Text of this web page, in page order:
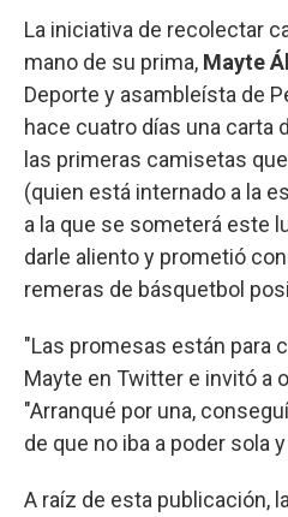
La iniciativa de recolectar
mano de su prima, Mayte
Deporte y asambleísta de
hace cuatro días una carta
las primeras camisetas
(quien está internado a la
a la que se someterá este
darle aliento y prometió
remeras de básquetbol
"Las promesas están para
Mayte en Twitter e invitó a
"Arranqué por una,
de que no iba a poder sola
A raíz de esta publicación,